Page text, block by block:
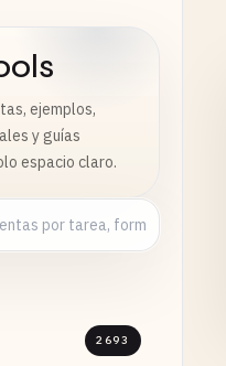
ejemplos,
y guías
espacio claro.
2693